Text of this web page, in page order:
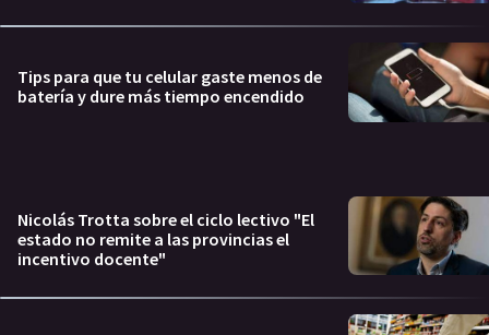
Tips para que tu celular gaste menos de
batería y dure más tiempo encendido
Nicolás Trotta sobre el ciclo lectivo "El
estado no remite a las provincias el
incentivo docente"